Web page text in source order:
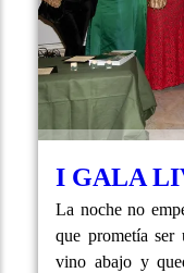
I GALA
La noche no
que prometía ser
vino abajo y